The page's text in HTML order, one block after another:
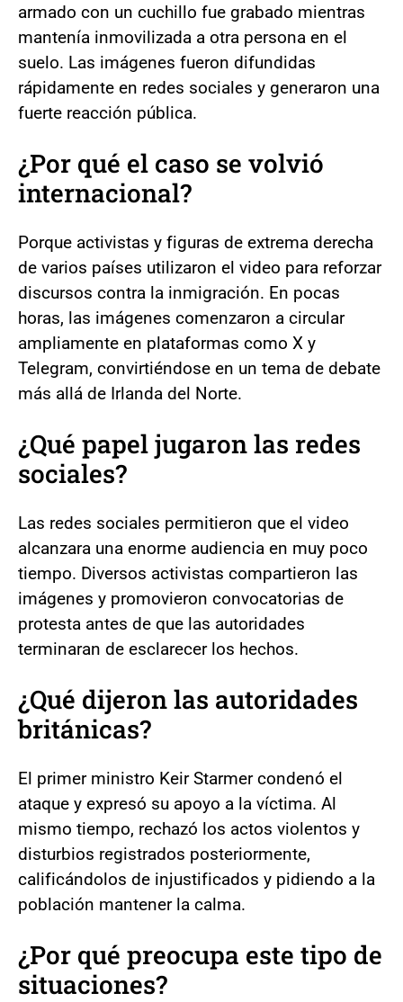
armado con un cuchillo fue grabado mientras
mantenía inmovilizada a otra persona en el
suelo. Las imágenes fueron difundidas
rápidamente en redes sociales y generaron una
fuerte reacción pública.
¿Por qué el caso se volvió
internacional?
Porque activistas y figuras de extrema derecha
de varios países utilizaron el video para reforzar
discursos contra la inmigración. En pocas
horas, las imágenes comenzaron a circular
ampliamente en plataformas como X y
Telegram, convirtiéndose en un tema de debate
más allá de Irlanda del Norte.
¿Qué papel jugaron las redes
sociales?
Las redes sociales permitieron que el video
alcanzara una enorme audiencia en muy poco
tiempo. Diversos activistas compartieron las
imágenes y promovieron convocatorias de
protesta antes de que las autoridades
terminaran de esclarecer los hechos.
¿Qué dijeron las autoridades
británicas?
El primer ministro Keir Starmer condenó el
ataque y expresó su apoyo a la víctima. Al
mismo tiempo, rechazó los actos violentos y
disturbios registrados posteriormente,
calificándolos de injustificados y pidiendo a la
población mantener la calma.
¿Por qué preocupa este tipo de
situaciones?